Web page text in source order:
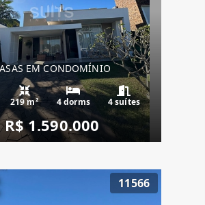
EM CONDOMÍNIO
219 m² 4 dorms 4 suítes
R$ 1.590.000
11566